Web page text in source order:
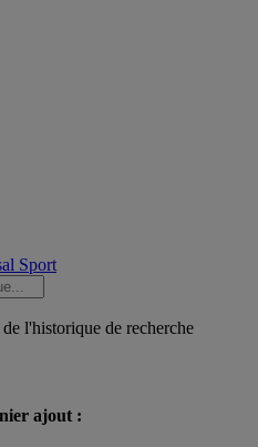
l'historique de recherche
ajout :